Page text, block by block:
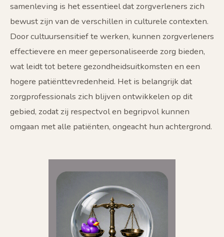
samenleving is het essentieel dat zorgverleners zich
bewust zijn van de verschillen in culturele contexten.
Door cultuursensitief te werken, kunnen zorgverleners
effectievere en meer gepersonaliseerde zorg bieden,
wat leidt tot betere gezondheidsuitkomsten en een
hogere patiënttevredenheid. Het is belangrijk dat
zorgprofessionals zich blijven ontwikkelen op dit
gebied, zodat zij respectvol en begripvol kunnen
omgaan met alle patiënten, ongeacht hun achtergrond.